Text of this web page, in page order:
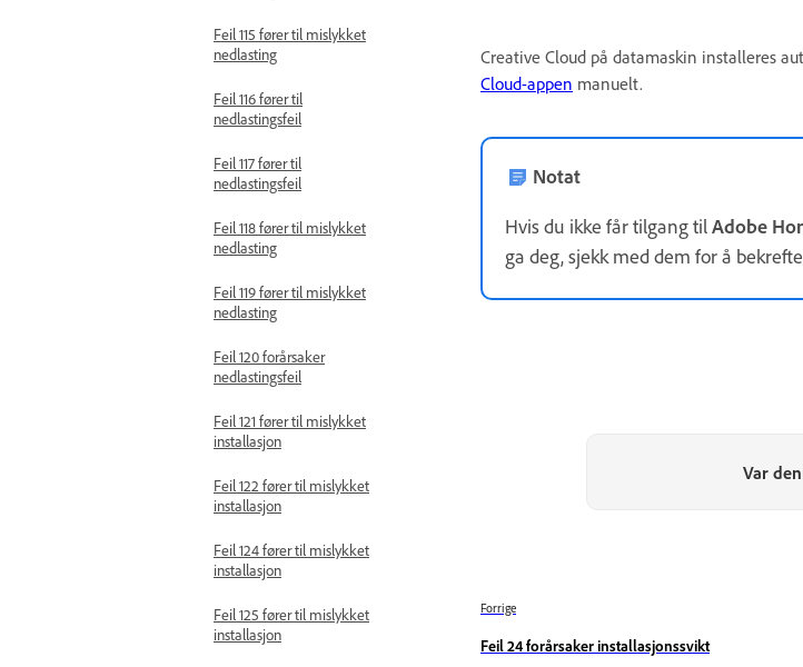
Feil 115 fører til mislykket
nedlasting
Feil 116 fører til
nedlastingsfeil
Feil 117 fører til
nedlastingsfeil
Feil 118 fører til mislykket
nedlasting
Feil 119 fører til mislykket
nedlasting
Feil 120 forårsaker
nedlastingsfeil
Feil 121 fører til mislykket
installasjon
Feil 122 fører til mislykket
installasjon
Feil 124 fører til mislykket
installasjon
Feil 125 fører til mislykket
installasjon
Creative Cloud på datamaskin installeres
Cloud-appen manuelt.
Notat
Hvis du ikke får tilgang tilAdobe
ga deg, sjekk med dem for å
Var
Forrige
Feil 24 forårsaker installasjonssvikt